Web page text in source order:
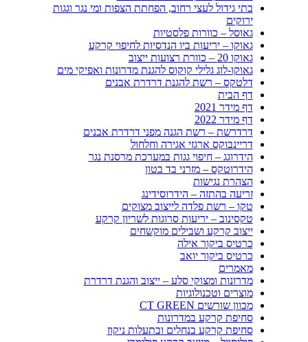
בתי גידול לעצי רחוב, הפחתת הצפות ומי נגר וגגות
ירוקים
גאוסל – כוורות פלסטיות
גאוקו – יריעות ביו הנדסיות לחיפוי קרקע
גאוקו 20 – כוורת רצועות ייצוב
גאוקו-לוג גלילי קוקוס להגנת מדרונות ואפיקי מים
דלטקס – רשת להגנת דרדרת אבנים
דף הבית
דף מידר 2021
דף מידר 2022
דרדרשת – רשת הגנה מפני דרדרת אבנים
דריינבוקס ארגזי אגירה וחלחול
הידרוגג – חיפוי גגות במערכת מרסנת נגר
הידרוטקס – מזרני בד בטון
הצהרת נגישות
זריעה בהתזה – הידרוסידינג
טקו – רשת פלדה לייצוב מצוקים
טקסינוב – יריעות סרוגות לשריון קרקע
ייצוב קרקע ושבילים מוקשחים
כרטיס ביקור אילה
כרטיס ביקור יואב
מאמרים
מדרונות ומצוקי סלע – ייצוב והגנת דרדרת
מוצרים וטכנולוגיות
מכוון שורשים CT GREEN
סחיפת קרקע במדרונות
סחיפת קרקע בנחלים ובתעלות ניקוז